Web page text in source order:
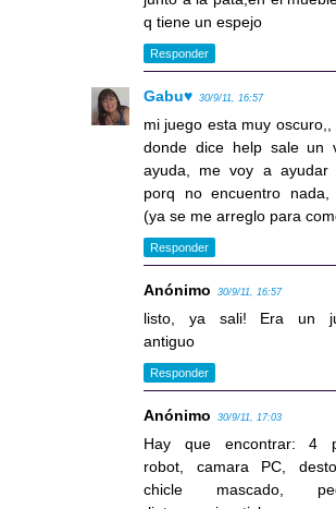
q tiene un espejo
Responder
Gabu♥ 30/9/11, 16:57
mi juego esta muy oscuro,,
donde dice help sale un
ayuda, me voy a ayudar
porq no encuentro
(ya se me arreglo para
Responder
Anónimo 30/9/11, 16:57
listo, ya sali! Era un
antiguo
Responder
Anónimo 30/9/11, 17:03
Hay que encontrar: 4
robot, camara PC,
chicle mascado,